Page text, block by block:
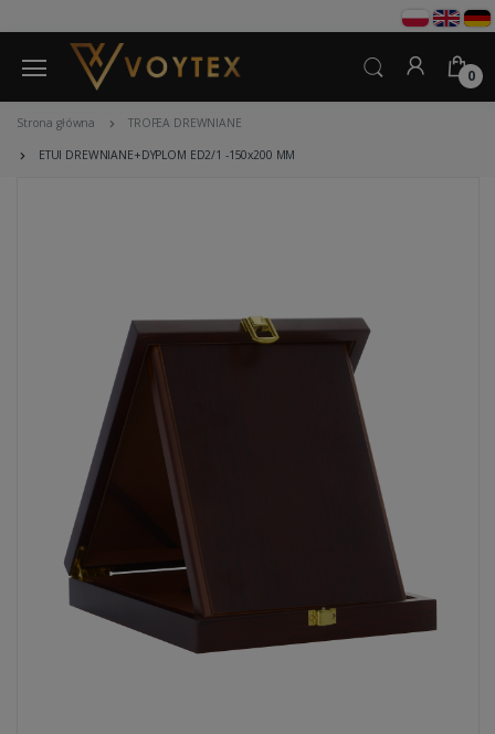
0
Strona główna TROFEA DREWNIANE
ETUI DREWNIANE+DYPLOM ED2/1 -150x200 MM